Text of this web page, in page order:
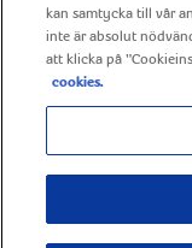
Sekretesspolicy
© 2025 Mondelez
kan samtycka till vår
inte är absolut
att klicka på
cookies.